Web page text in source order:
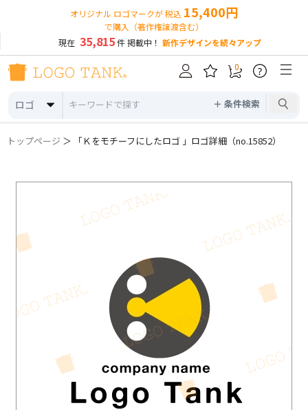
オリジナル ロゴマークが 税込 15,400円
で購入（著作権譲渡含む）
現在 35,815件 掲載中！ 新作デザインを続々アップ
ロゴ ＋ 条件検索
0 ?
トップページ ＞ 「Ｋをモチーフにしたロゴ 」ロゴ詳細（no.15852）